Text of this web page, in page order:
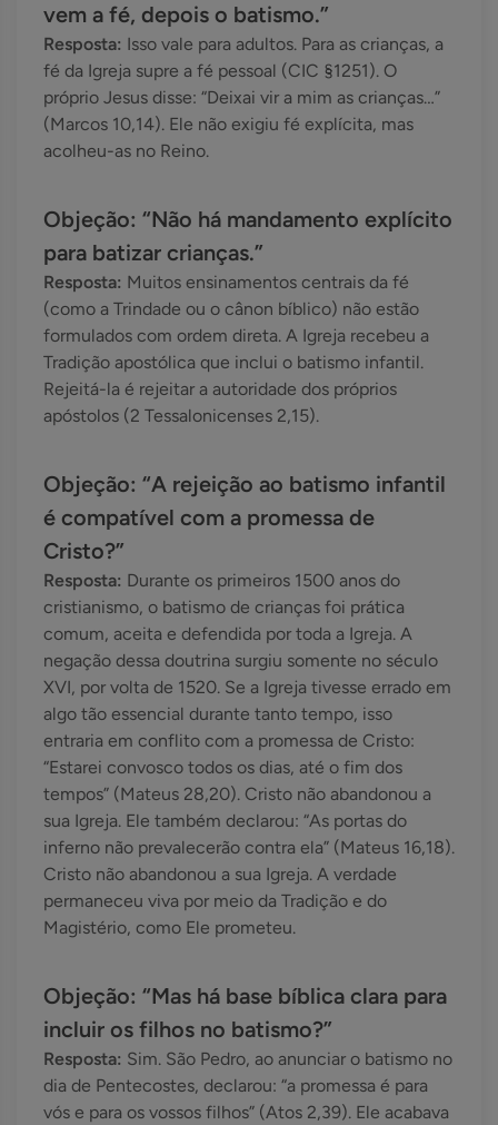
vem a fé, depois o batismo.”
Resposta: Isso vale para adultos. Para as crianças, a
fé da Igreja supre a fé pessoal (CIC §1251). O
próprio Jesus disse: “Deixai vir a mim as crianças…”
(Marcos 10,14). Ele não exigiu fé explícita, mas
acolheu-as no Reino.
Objeção: “Não há mandamento explícito
para batizar crianças.”
Resposta: Muitos ensinamentos centrais da fé
(como a Trindade ou o cânon bíblico) não estão
formulados com ordem direta. A Igreja recebeu a
Tradição apostólica que inclui o batismo infantil.
Rejeitá-la é rejeitar a autoridade dos próprios
apóstolos (2 Tessalonicenses 2,15).
Objeção: “A rejeição ao batismo infantil
é compatível com a promessa de
Cristo?”
Resposta: Durante os primeiros 1500 anos do
cristianismo, o batismo de crianças foi prática
comum, aceita e defendida por toda a Igreja. A
negação dessa doutrina surgiu somente no século
XVI, por volta de 1520. Se a Igreja tivesse errado em
algo tão essencial durante tanto tempo, isso
entraria em conflito com a promessa de Cristo:
“Estarei convosco todos os dias, até o fim dos
tempos” (Mateus 28,20). Cristo não abandonou a
sua Igreja. Ele também declarou: “As portas do
inferno não prevalecerão contra ela” (Mateus 16,18).
Cristo não abandonou a sua Igreja. A verdade
permaneceu viva por meio da Tradição e do
Magistério, como Ele prometeu.
Objeção: “Mas há base bíblica clara para
incluir os filhos no batismo?”
Resposta: Sim. São Pedro, ao anunciar o batismo no
dia de Pentecostes, declarou: “a promessa é para
vós e para os vossos filhos” (Atos 2,39). Ele acabava